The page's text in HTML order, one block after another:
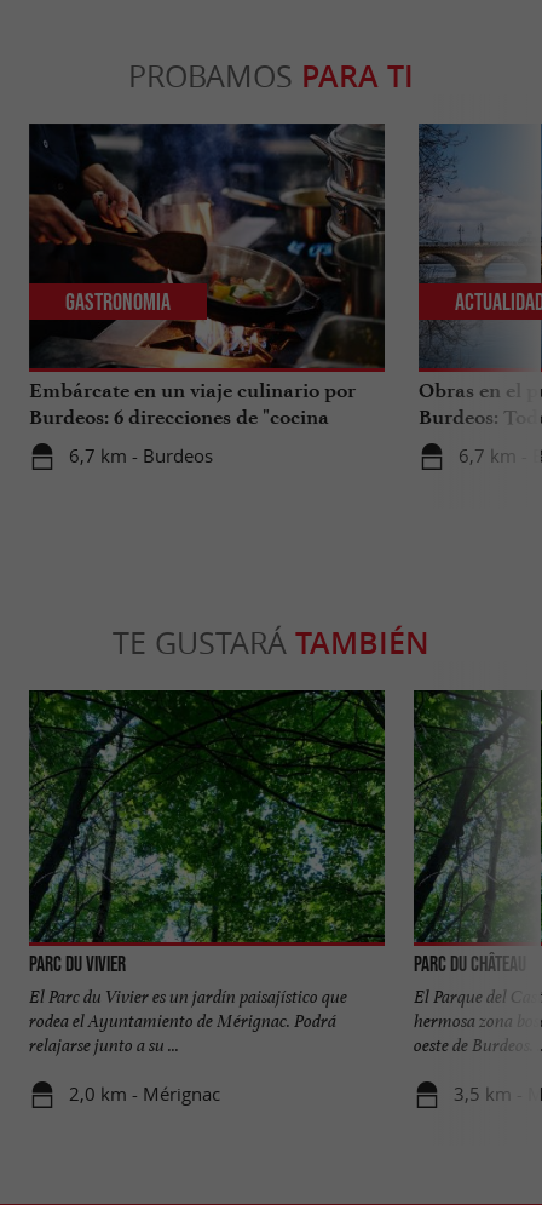
PROBAMOS PARA TI
Embárcate en un viaje culinario por
Burdeos: 6 direcciones de "cocina
internacional"
6,7 km - Burdeos
Gastronomia
Obras en el
Burdeos:
tus viajes en
6,7 km -
TE GUSTARÁ TAMBIÉN
Parc du Vivier
El Parc du Vivier es un jardín paisajístico que
rodea el Ayuntamiento de Mérignac. Podrá
relajarse junto a su ...
2,0 km - Mérignac
Parc du Château
El Parque del
hermosa zona
oeste de Burdeos.
3,5 km -